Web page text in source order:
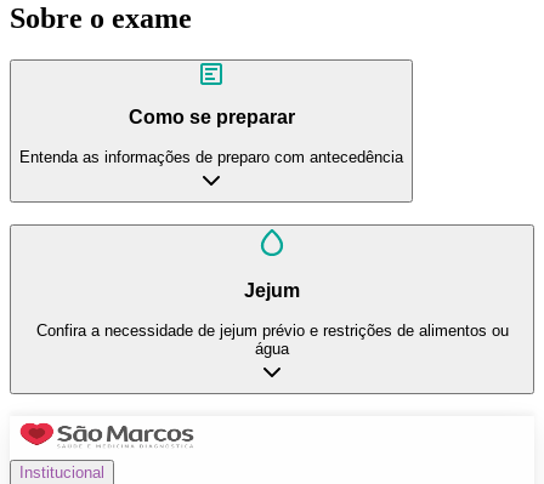
Sobre o exame
Como se preparar
Entenda as informações de preparo com antecedência
Jejum
Confira a necessidade de jejum prévio e restrições de alimentos ou
água
Institucional